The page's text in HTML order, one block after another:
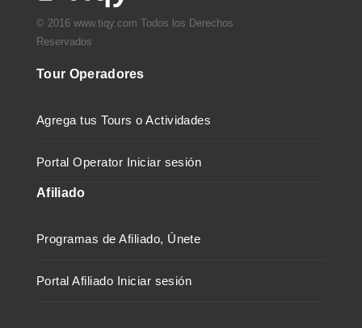
© 2016 www.tiqy.com Todos los Derechos
Reservados
Tour Operadores
Agrega tus Tours o Actividades
Portal Operator Iniciar sesión
Afiliado
Programas de Afiliado, Únete
Portal Afiliado Iniciar sesión